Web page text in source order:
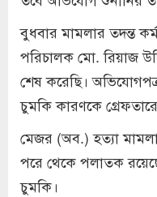
বুধবার মামলার তদন্ত
পরিচালক মো. রিয়াজ
শেষ করেছি।
চুমকি কারণকে
মেজর (অব.) হত্যা
পরে থেকে পলাতক
চুমকি।